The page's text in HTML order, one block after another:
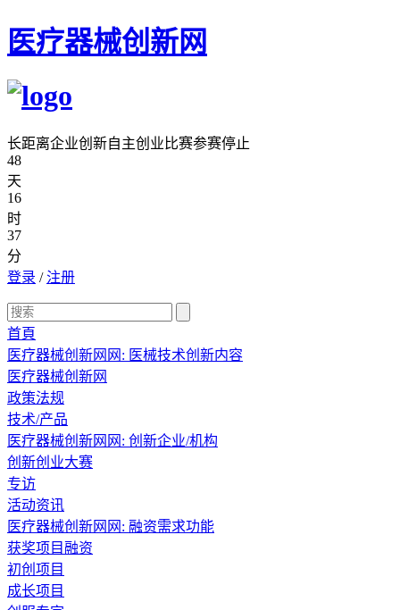
医疗器械创新网
长距离企业创新自主创业比赛参赛停止
48
天
16
时
37
分
登录 /注册
首頁
医疗器械创新网网: 医械技术创新内容
医疗器械创新网
政策法规
技术/产品
医疗器械创新网网: 创新企业/机构
创新创业大赛
专访
活动资讯
医疗器械创新网网: 融资需求功能
获奖项目融资
初创项目
成长项目